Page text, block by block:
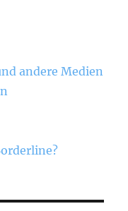
andere Medien